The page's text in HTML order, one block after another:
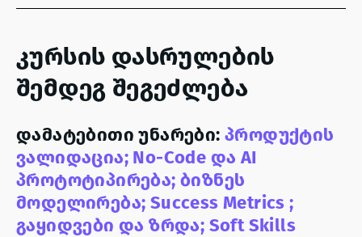
კურსის დასრულების
შემდეგ შეგეძლება
დამატებითი უნარები: პროდუქტის
ვალიდაცია; No-Code და AI
პროტოტიპირება; ბიზნეს
მოდელირება; Success Metrics ;
გაყიდვები და ზრდა; Soft Skills